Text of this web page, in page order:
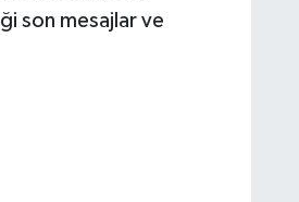
son mesajlar ve